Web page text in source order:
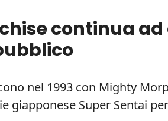
continua
nel 1993 con Mighty
giapponese Super Sentai